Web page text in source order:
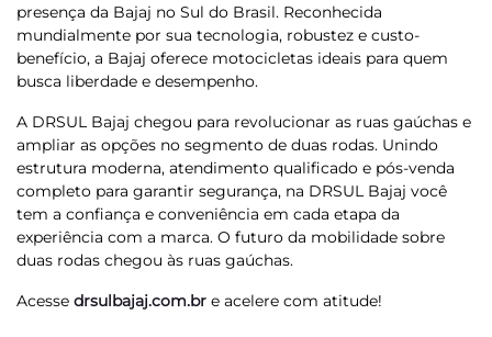
presença da Bajaj no Sul do Brasil. Reconhecida
mundialmente por sua tecnologia, robustez e custo-
benefício, a Bajaj oferece motocicletas ideais para quem
busca liberdade e desempenho.
A DRSUL Bajaj chegou para revolucionar as ruas gaúchas e
ampliar as opções no segmento de duas rodas. Unindo
estrutura moderna, atendimento qualificado e pós-venda
completo para garantir segurança, na DRSUL Bajaj você
tem a confiança e conveniência em cada etapa da
experiência com a marca. O futuro da mobilidade sobre
duas rodas chegou às ruas gaúchas.
Acesse drsulbajaj.com.br e acelere com atitude!